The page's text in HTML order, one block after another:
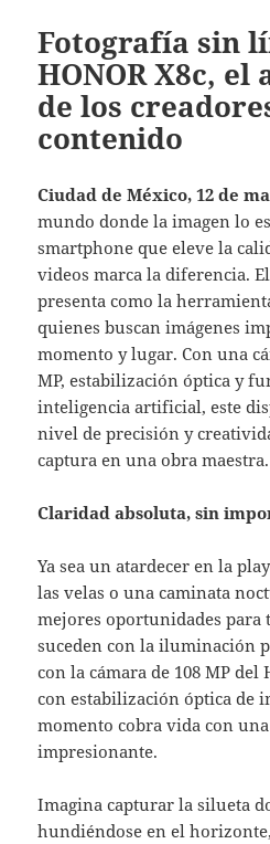
Fotografía sin
HONOR X8c,
de los
contenido
Ciudad de México, 12 de
mundo donde la imagen lo
smartphone que eleve la
videos marca la diferencia.
presenta como la
quienes buscan imágenes
momento y lugar. Con una
MP, estabilización óptica y
inteligencia artificial, este
nivel de precisión y
captura en una obra maestra.
Claridad absoluta, sin
Ya sea un atardecer en la
las velas o una caminata
mejores oportunidades para
suceden con la iluminación
con la cámara de 108 MP del
con estabilización óptica de
momento cobra vida con
impresionante.
Imagina capturar la silueta
hundiéndose en el